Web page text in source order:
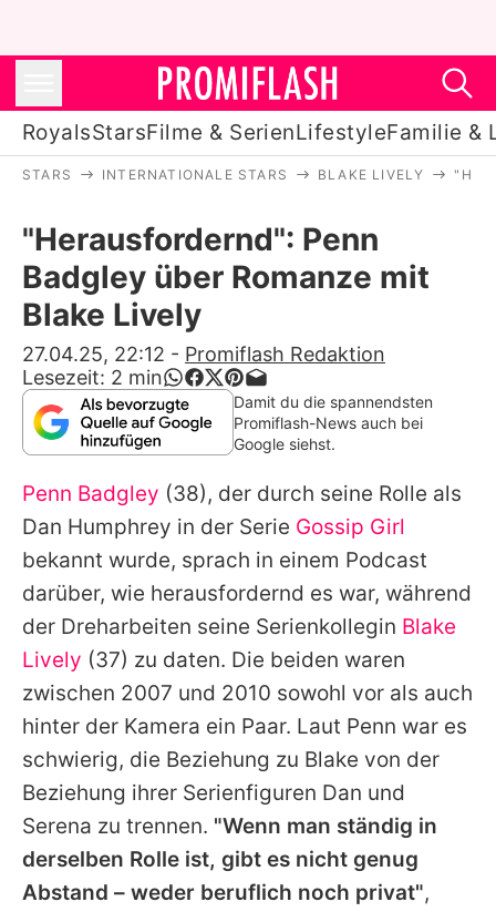
RoyalsStarsFilme & SerienLifestyleFamilie &
Stars
Filme & Serien
Lifestyle
Familie & Liebe
Promiflash Exklusiv
Alle Themen auf Promiflash
Jobs
App runterladen
Team
Redaktionelle Richtlinien
Impressum
Datenschutzerklärung
Utiq verwalten
STARS INTERNATIONALE STARS BLAKE LIVELY
"Herausfordernd": Penn
Badgley über Romanze mit
Blake Lively
27.04.25, 22:12 - Promiflash Redaktion
Lesezeit: 2 min
Damit du die spannendsten
Promiflash-News auch bei
Google siehst.
Penn Badgley (38), der durch seine Rolle als
Dan Humphrey in der Serie Gossip Girl
bekannt wurde, sprach in einem Podcast
darüber, wie herausfordernd es war, während
der Dreharbeiten seine Serienkollegin Blake
Lively (37) zu daten. Die beiden waren
zwischen 2007 und 2010 sowohl vor als auch
hinter der Kamera ein Paar. Laut Penn war es
schwierig, die Beziehung zu Blake von der
Beziehung ihrer Serienfiguren Dan und
Serena zu trennen. "Wenn man ständig in
derselben Rolle ist, gibt es nicht genug
Abstand – weder beruflich noch privat",